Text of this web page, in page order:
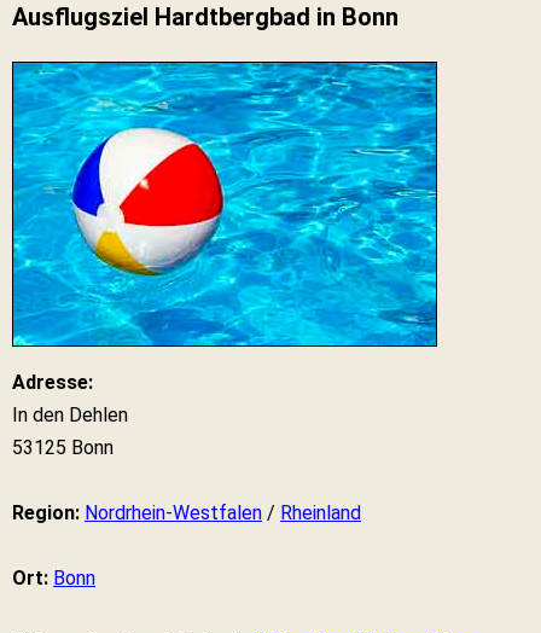
Ausflugsziel Hardtbergbad in Bonn
Adresse:
In den Dehlen
53125 Bonn
Region: Nordrhein-Westfalen / Rheinland
Ort: Bonn